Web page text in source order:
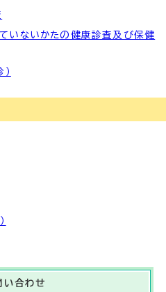
いないかたの健康診査及び保健
い合わせ